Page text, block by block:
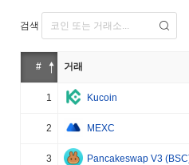
검색
# 거래
1 Kucoin
2 MEXC
3 Pancakeswap V3